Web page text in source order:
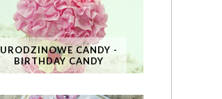
URODZINOWE CANDY -
BIRTHDAY CANDY